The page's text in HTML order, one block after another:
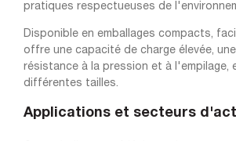
pratiques respectueuses de
Disponible en emballages compacts,
offre une capacité de charge élevée,
résistance à la pression et à l'empilage,
différentes tailles.
Applications et secteurs